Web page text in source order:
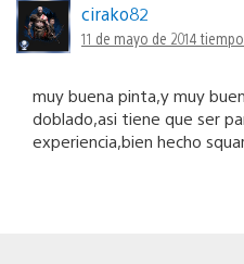
cirako82
11 de mayo de 2014
muy buena pinta,y muy
doblado,asi tiene que ser
experiencia,bien hecho